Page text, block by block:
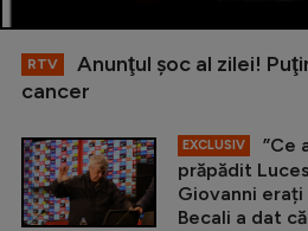
RTV
Anunţul şoc al zilei!
cancer
EXCLUSIV
”Ce
prăpădit
Giovanni
Becali a dat